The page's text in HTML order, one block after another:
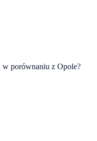
porównaniu z Opole?